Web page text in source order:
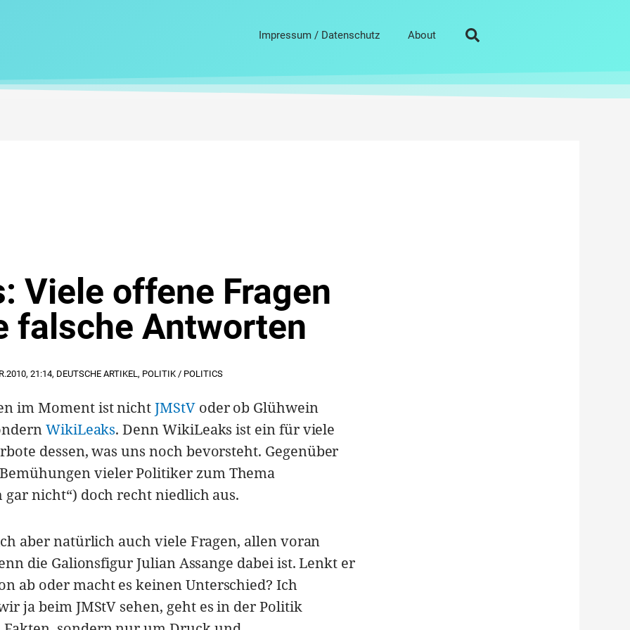
Impressum / Datenschutz About
Viele offene Fragen
falsche Antworten
, 21:14, DEUTSCHE ARTIKEL, POLITIK / POLITICS
im Moment ist nichtJMStVoder ob Glühwein
WikiLeaks. Denn WikiLeaks ist ein für viele
dessen, was uns noch bevorsteht. Gegenüber
vieler Politiker zum Thema
gar nicht“) doch recht niedlich aus.
aber natürlich auch viele Fragen, allen voran
die Galionsfigur Julian Assange dabei ist. Lenkt er
ab oder macht es keinen Unterschied? Ich
ja beim JMStV sehen, geht es in der Politik